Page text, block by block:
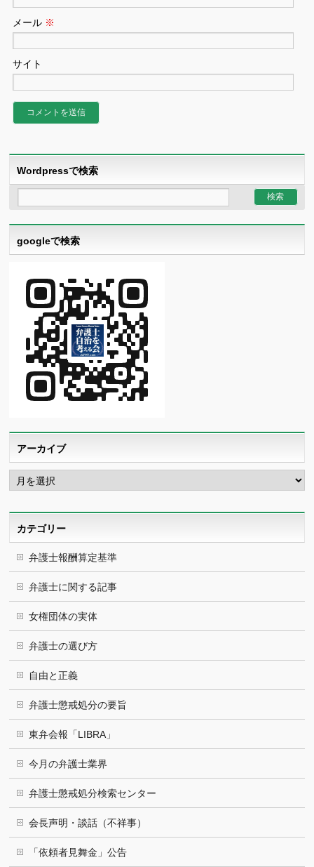
メール ※
サイト
Wordpressで検索
googleで検索
アーカイブ
ア
ー
カ
カテゴリー
弁護士報酬算定基準
弁護士に関する記事
女権団体の実体
弁護士の選び方
自由と正義
弁護士懲戒処分の要旨
東弁会報「LIBRA」
今月の弁護士業界
弁護士懲戒処分検索センター
会長声明・談話（不祥事）
「依頼者見舞金」公告